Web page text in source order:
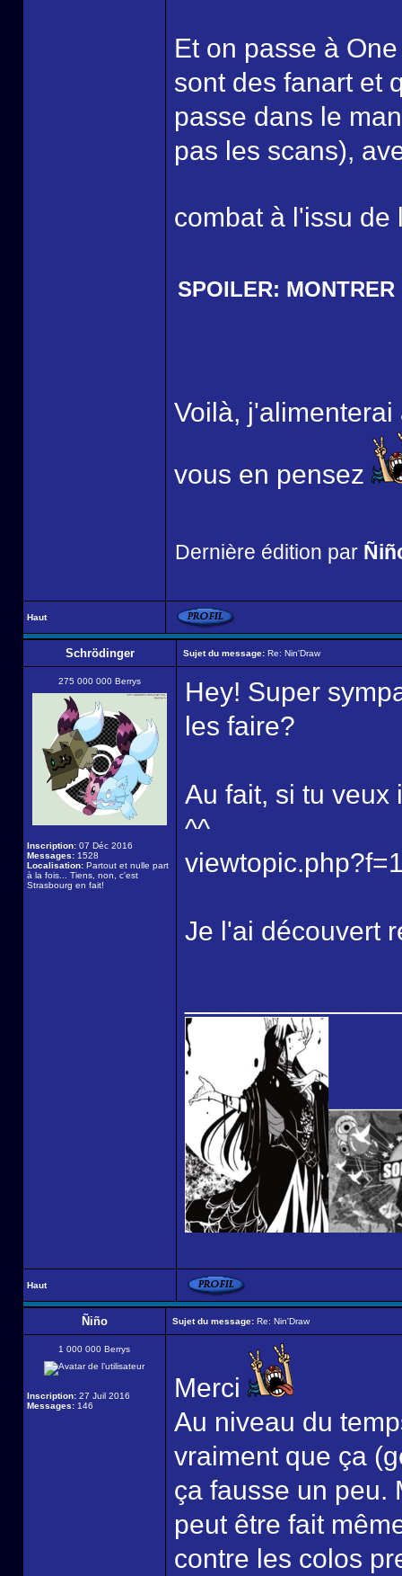
Et on passe à
sont des fanart et
passe dans le
pas les scans),
combat à l'issu
SPOILER: MONTRER
Voilà,
vous en pensez
Dernière édition par
Haut
Schrödinger Sujet du message: Re: Nin'Draw
275 000 000 Berrys
Inscription: 07 Déc 2016
Messages: 1528
Localisation: Partout et nulle part
à la fois... Tiens, non, c'est
Strasbourg en fait!
Hey! Super
les faire?
Au fait, si tu veux
^^
Je l'ai découvert
Haut
Ñiño Sujet du message: Re: Nin'Draw
1 000 000 Berrys
Inscription: 27 Juil 2016
Messages: 146
Merci
Au niveau du
vraiment que ça
ça fausse un peu.
peut être fait
contre les colos